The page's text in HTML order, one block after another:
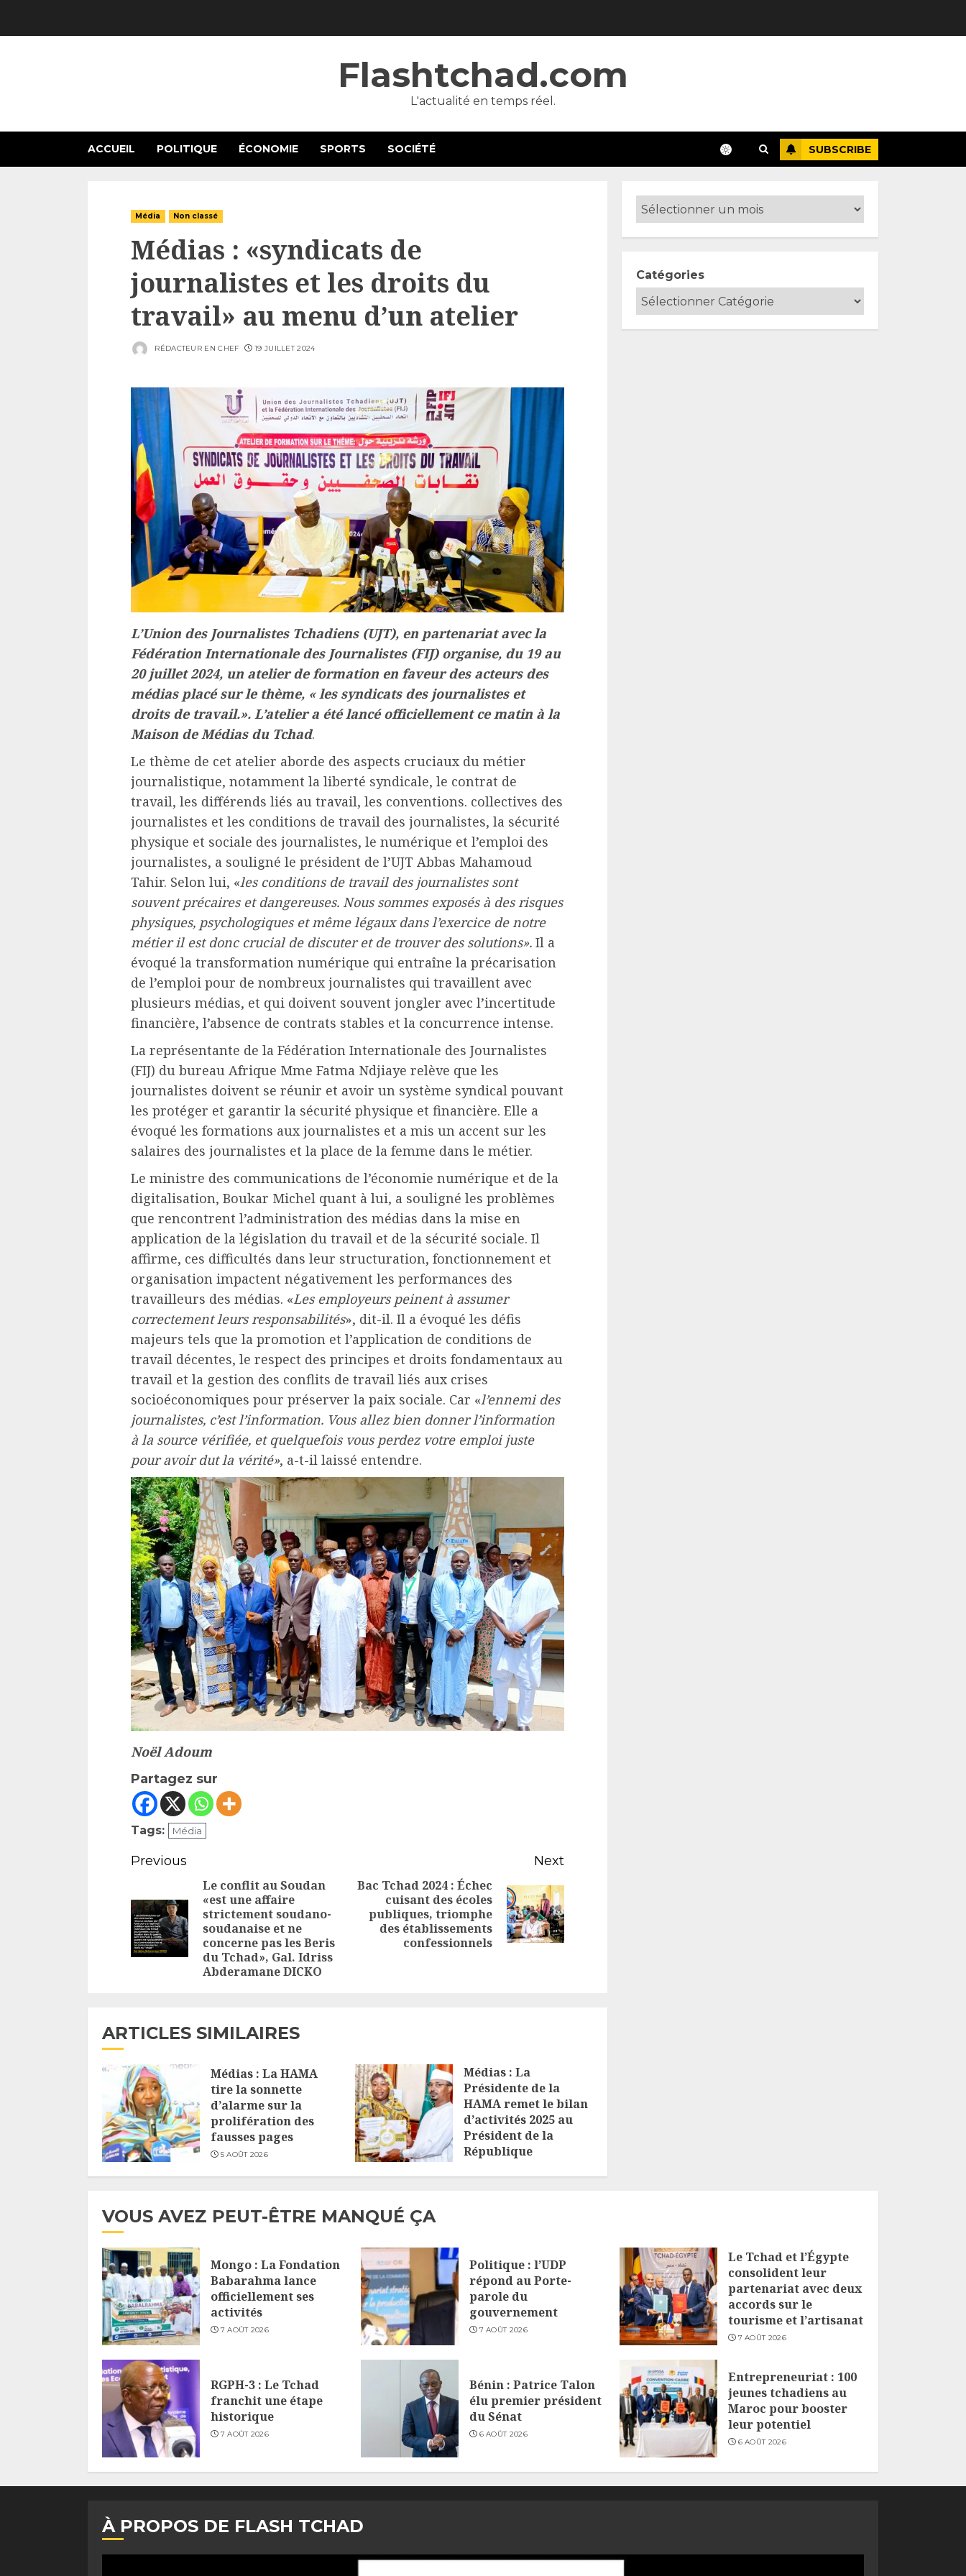
Flashtchad.com
L'actualité en temps réel.
ACCUEIL POLITIQUE ÉCONOMIE SPORTS SOCIÉTÉ SUBSCRIBE
Média Non classé
Médias : «syndicats de
journalistes et les droits du
travail» au menu d’un atelier
RÉDACTEUR EN CHEF 19 JUILLET 2024
L’Union des Journalistes Tchadiens (UJT), en partenariat avec la
Fédération Internationale des Journalistes (FIJ) organise, du 19 au
20 juillet 2024, un atelier de formation en faveur des acteurs des
médias placé sur le thème, « les syndicats des journalistes et
droits de travail.». L’atelier a été lancé officiellement ce matin à la
Maison de Médias du Tchad.
Le thème de cet atelier aborde des aspects cruciaux du métier
journalistique, notamment la liberté syndicale, le contrat de
travail, les différends liés au travail, les conventions. collectives des
journalistes et les conditions de travail des journalistes, la sécurité
physique et sociale des journalistes, le numérique et l’emploi des
journalistes, a souligné le président de l’UJT Abbas Mahamoud
Tahir. Selon lui, «les conditions de travail des journalistes sont
souvent précaires et dangereuses. Nous sommes exposés à des risques
physiques, psychologiques et même légaux dans l’exercice de notre
métier il est donc crucial de discuter et de trouver des solutions». Il a
évoqué la transformation numérique qui entraîne la précarisation
de l’emploi pour de nombreux journalistes qui travaillent avec
plusieurs médias, et qui doivent souvent jongler avec l’incertitude
financière, l’absence de contrats stables et la concurrence intense.
La représentante de la Fédération Internationale des Journalistes
(FIJ) du bureau Afrique Mme Fatma Ndjiaye relève que les
journalistes doivent se réunir et avoir un système syndical pouvant
les protéger et garantir la sécurité physique et financière. Elle a
évoqué les formations aux journalistes et a mis un accent sur les
salaires des journalistes et la place de la femme dans le métier.
Le ministre des communications de l’économie numérique et de la
digitalisation, Boukar Michel quant à lui, a souligné les problèmes
que rencontrent l’administration des médias dans la mise en
application de la législation du travail et de la sécurité sociale. Il
affirme, ces difficultés dans leur structuration, fonctionnement et
organisation impactent négativement les performances des
travailleurs des médias. «Les employeurs peinent à assumer
correctement leurs responsabilités», dit-il. Il a évoqué les défis
majeurs tels que la promotion et l’application de conditions de
travail décentes, le respect des principes et droits fondamentaux au
travail et la gestion des conflits de travail liés aux crises
socioéconomiques pour préserver la paix sociale. Car «l’ennemi des
journalistes, c’est l’information. Vous allez bien donner l’information
à la source vérifiée, et quelquefois vous perdez votre emploi juste
pour avoir dut la vérité», a-t-il laissé entendre.
Noël Adoum
Partagez sur
Tags: Média
Continue
Reading
Previous
Previous
Le conflit au Soudan
«est une affaire
strictement soudano-
soudanaise et ne
concerne pas les Beris
du Tchad», Gal. Idriss
Abderamane DICKO
Next
Next
post:
Bac Tchad 2024 : Échec
cuisant des écoles
publiques, triomphe
des établissements
confessionnels
ARTICLES SIMILAIRES
Médias : La HAMA
tire la sonnette
d’alarme sur la
prolifération des
fausses pages
5 AOÛT 2026
Médias : La
Présidente de la
HAMA remet le bilan
d’activités 2025 au
Président de la
République
Catégories
VOUS AVEZ PEUT-ÊTRE MANQUÉ ÇA
Mongo : La Fondation
Babarahma lance
officiellement ses
activités
7 AOÛT 2026
Politique : l’UDP
répond au Porte-
parole du
gouvernement
7 AOÛT 2026
Le Tchad et l’Égypte
consolident leur
partenariat avec deux
accords sur le
tourisme et l’artisanat
7 AOÛT 2026
RGPH-3 : Le Tchad
franchit une étape
historique
7 AOÛT 2026
Bénin : Patrice Talon
élu premier président
du Sénat
6 AOÛT 2026
Entrepreneuriat : 100
jeunes tchadiens au
Maroc pour booster
leur potentiel
6 AOÛT 2026
À PROPOS DE FLASH TCHAD